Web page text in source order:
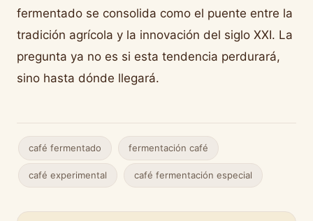
fermentado se consolida como el puente entre la
tradición agrícola y la innovación del siglo XXI. La
pregunta ya no es si esta tendencia perdurará,
sino hasta dónde llegará.
café fermentado fermentación café
café experimental café fermentación especial